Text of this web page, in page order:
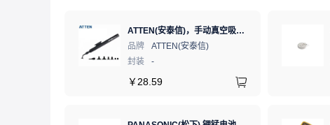
ATTEN(安泰信)，手动真空吸笔，AT-B778
品牌
ATTEN(安泰信)
封装
-
￥ 28.59